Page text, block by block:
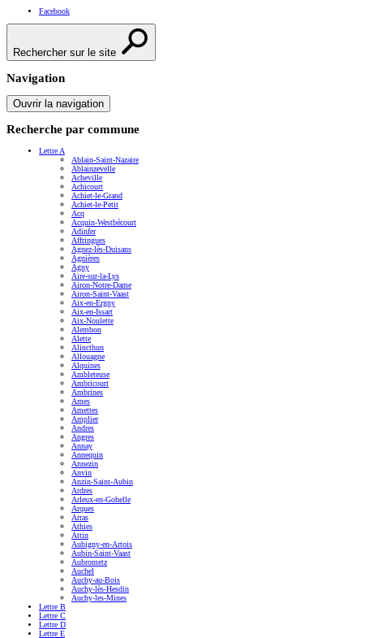
Facebook
Rechercher sur le site
Navigation
Ouvrir la navigation
Recherche par commune
Lettre A
Ablain-Saint-Nazaire
Ablainzevelle
Acheville
Achicourt
Achiet-le-Grand
Achiet-le-Petit
Acq
Acquin-Westbécourt
Adinfer
Affringues
Agnez-lès-Duisans
Agnières
Agny
Aire-sur-la-Lys
Airon-Notre-Dame
Airon-Saint-Vaast
Aix-en-Ergny
Aix-en-Issart
Aix-Noulette
Alembon
Alette
Alincthun
Allouagne
Alquines
Ambleteuse
Ambricourt
Ambrines
Ames
Amettes
Amplier
Andres
Angres
Annay
Annequin
Annezin
Anvin
Anzin-Saint-Aubin
Ardres
Arleux-en-Gohelle
Arques
Arras
Athies
Attin
Aubigny-en-Artois
Aubin-Saint-Vaast
Aubrometz
Auchel
Auchy-au-Bois
Auchy-lès-Hesdin
Auchy-les-Mines
Lettre B
Lettre C
Lettre D
Lettre E